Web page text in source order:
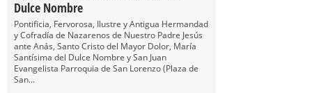
Dulce Nombre
Pontificia, Fervorosa, Ilustre y Antigua Hermandad
y Cofradía de Nazarenos de Nuestro Padre Jesús
ante Anás, Santo Cristo del Mayor Dolor, María
Santísima del Dulce Nombre y San Juan
Evangelista Parroquia de San Lorenzo (Plaza de
San...